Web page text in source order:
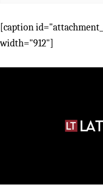
[caption
width="912"]